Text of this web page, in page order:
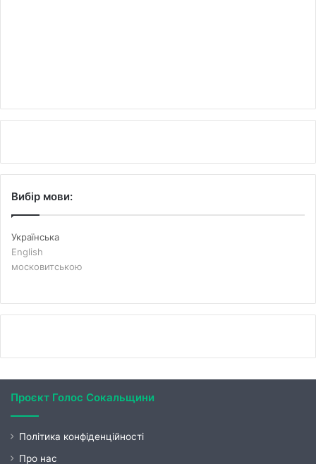
Вибір мови:
Українська
English
московитською
Проєкт Голос Сокальщини
Політика конфіденційності
Про нас